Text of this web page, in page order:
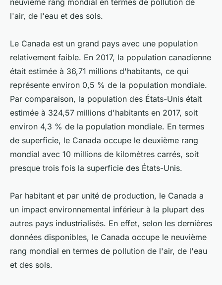
neuvième rang mondial en termes de pollution de
l'air, de l'eau et des sols.
Le Canada est un grand pays avec une population
relativement faible. En 2017, la population canadienne
était estimée à 36,71 millions d'habitants, ce qui
représente environ 0,5 % de la population mondiale.
Par comparaison, la population des États-Unis était
estimée à 324,57 millions d'habitants en 2017, soit
environ 4,3 % de la population mondiale. En termes
de superficie, le Canada occupe le deuxième rang
mondial avec 10 millions de kilomètres carrés, soit
presque trois fois la superficie des États-Unis.
Par habitant et par unité de production, le Canada a
un impact environnemental inférieur à la plupart des
autres pays industrialisés. En effet, selon les dernières
données disponibles, le Canada occupe le neuvième
rang mondial en termes de pollution de l'air, de l'eau
et des sols.